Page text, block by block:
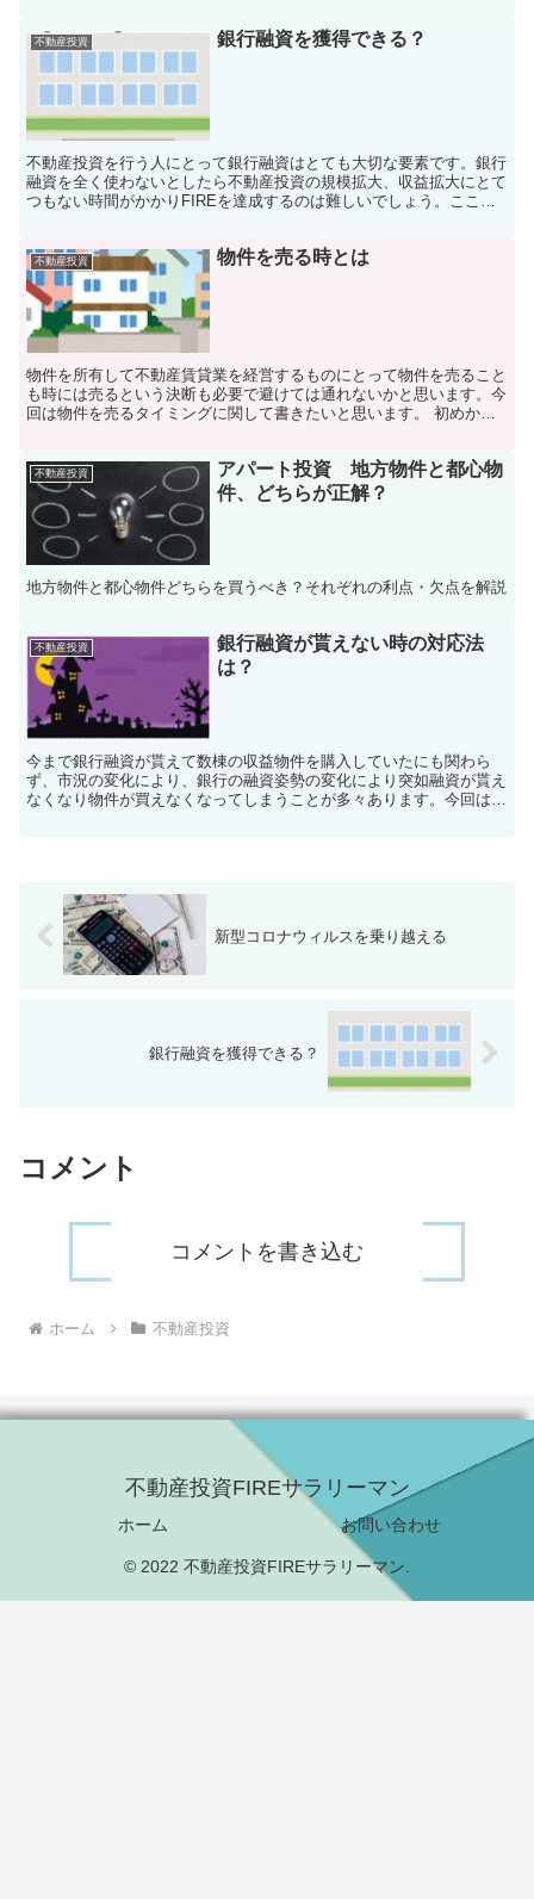
不動産投資 銀行融資を獲得できる？
不動産投資を行う人にとって銀行融資はとても大切な要素です。銀行
融資を全く使わないとしたら不動産投資の規模拡大、収益拡大にとて
つもない時間がかかりFIREを達成するのは難しいでしょう。ここで
不動産投資 物件を売る時とは
物件を所有して不動産賃貸業を経営するものにとって物件を売ること
も時には売るという決断も必要で避けては通れないかと思います。今
回は物件を売るタイミングに関して書きたいと思います。 初めから
不動産投資
アパート投資 地方物件と都心物
件、どちらが正解？
地方物件と都心物件どちらを買うべき？それぞれの利点・欠点を解説
不動産投資
銀行融資が貰えない時の対応法
は？
今まで銀行融資が貰えて数棟の収益物件を購入していたにも関わら
ず、市況の変化により、銀行の融資姿勢の変化により突如融資が貰え
なくなり物件が買えなくなってしまうことが多々あります。今回はこ
新型コロナウィルスを乗り越える
銀行融資を獲得できる？
コメント
コメントを書き込む
ホーム 不動産投資
不動産投資FIREサラリーマン
ホーム お問い合わせ
© 2022 不動産投資FIREサラリーマン.